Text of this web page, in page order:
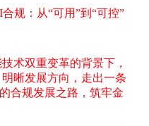
规：从“可用”到“可控”
术双重变革的背景下，
晰发展方向，走出一条
合规发展之路，筑牢金